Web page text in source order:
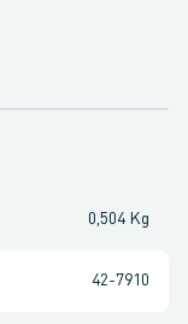
0,504 Kg
42-7910